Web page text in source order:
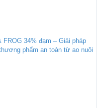
FROG 34% đạm – Giải pháp
phẩm an toàn từ ao nuôi